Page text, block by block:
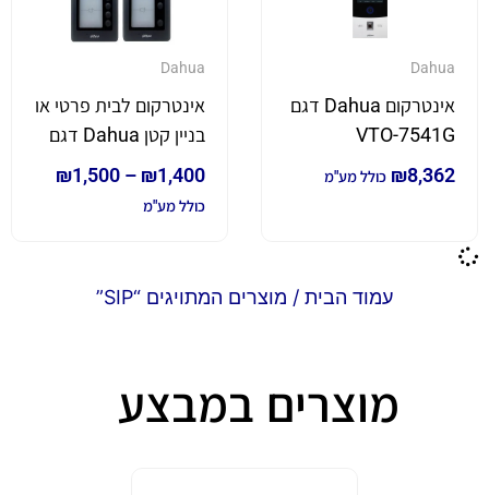
Dahua
אינטרקום Dahua דגם
VTO-7541G
₪8,362 כולל מע"מ
Dahua
אינטרקום לבית פרטי או
בניין קטן Dahua דגם
VTO3211D-P2/P4
₪1,400
–
₪1,500
כולל מע"מ
עמוד הבית / מוצרים המתויגים “SIP”
מוצרים במבצע